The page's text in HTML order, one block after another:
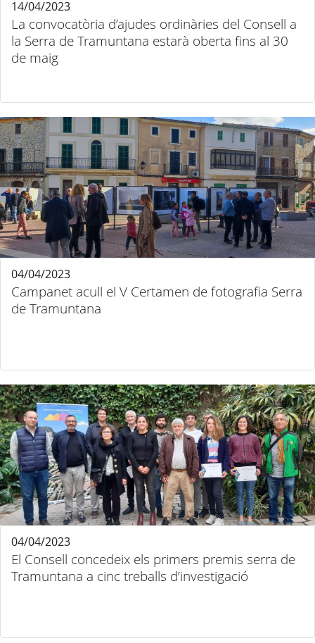
La convocatòria d’ajudes ordinàries del Consell a
la Serra de Tramuntana estarà oberta fins al 30
de maig
14/04/2023
Campanet acull el V Certamen de fotografia Serra
de Tramuntana
04/04/2023
El Consell concedeix els primers premis serra de
Tramuntana a cinc treballs d’investigació
04/04/2023